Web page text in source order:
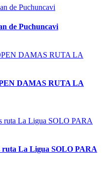
de Puchuncavi
DAMAS RUTA LA
ruta La Ligua SOLO PARA